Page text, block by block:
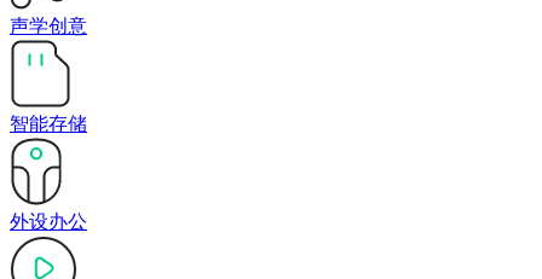
声学创意
智能存储
外设办公